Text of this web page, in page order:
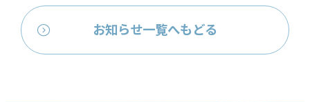
お知らせ一覧へもどる